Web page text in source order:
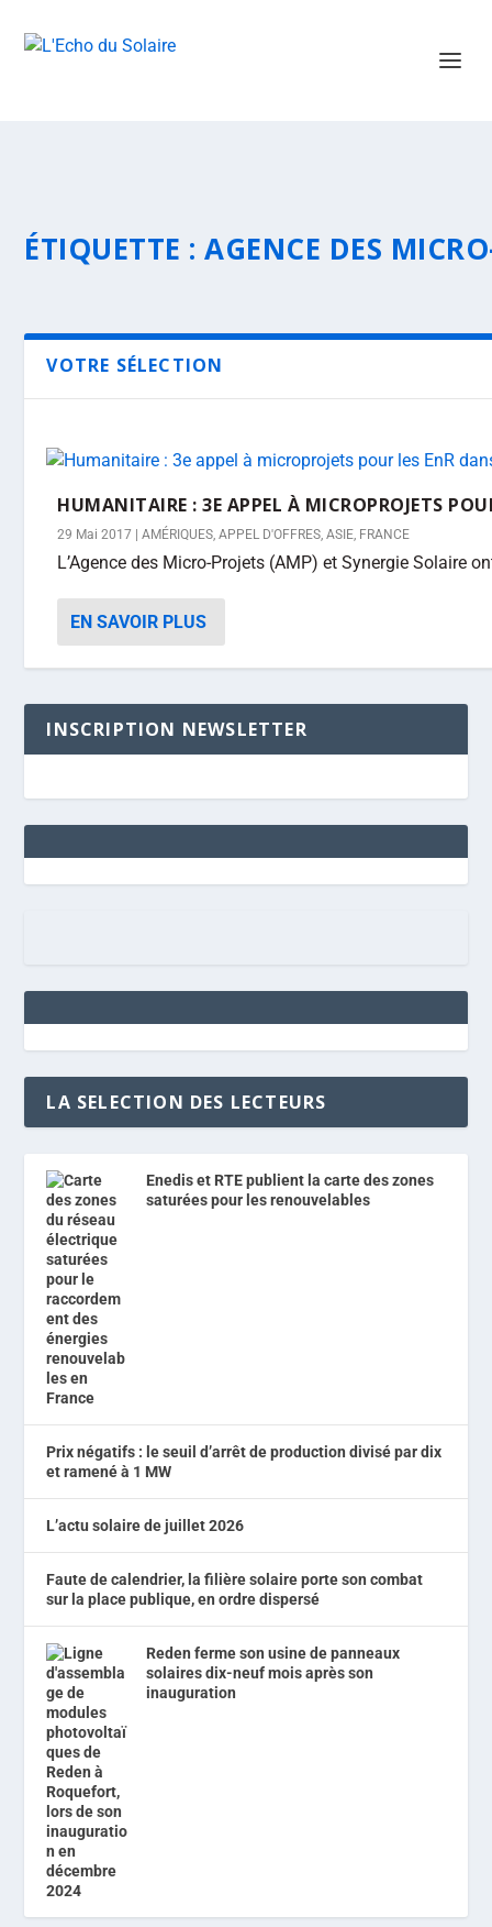
ÉTIQUETTE :AGENCE DES
VOTRE SÉLECTION
HUMANITAIRE : 3E APPEL À MICROPROJETS
29 Mai 2017 |AMÉRIQUES,APPEL D'OFFRES,ASIE, FRANCE
L’Agence des Micro-Projets (AMP) et Synergie Solaire
EN SAVOIR PLUS
INSCRIPTION NEWSLETTER
LA SELECTION DES LECTEURS
Enedis et RTE publient la carte des zones
saturées pour les renouvelables
Prix négatifs : le seuil d’arrêt de production divisé par dix
et ramené à 1 MW
L’actu solaire de juillet 2026
Faute de calendrier, la filière solaire porte son combat
sur la place publique, en ordre dispersé
Reden ferme son usine de panneaux
solaires dix-neuf mois après son
inauguration